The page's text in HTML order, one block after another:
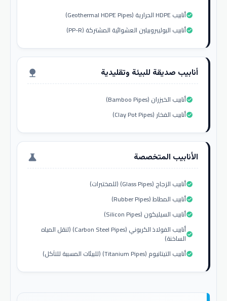
أنابيب HDPE الحرارية (Geothermal HDPE Pipes)check_circle
أنابيب البوليبروبيلين العشوائية المشتركة (PP-R)check_circle
أنابيب صديقة للبيئة وتقليدية nature
أنابيب الخيزران (Bamboo Pipes)check_circle
أنابيب الفخار (Clay Pot Pipes)check_circle
الأنابيب المتخصصة science
أنابيب الزجاج (Glass Pipes) (للمختبرات)check_circle
أنابيب المطاط (Rubber Pipes)check_circle
أنابيب السيليكون (Silicon Pipes)check_circle
أنابيب الفولاذ الكربوني (Carbon Steel Pipes) (لنقل المياه
الساخنة)check_circle
أنابيب التيتانيوم (Titanium Pipes) (للبيئات المسببة للتآكل)check_circle